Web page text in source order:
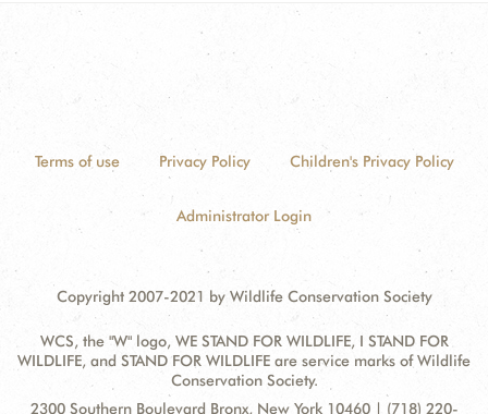
Terms of use Privacy Policy Children's Privacy Policy
Administrator Login
Copyright 2007-2021 by Wildlife Conservation Society
WCS, the "W" logo, WE STAND FOR WILDLIFE, I STAND FOR
WILDLIFE, and STAND FOR WILDLIFE are service marks of Wildlife
Conservation Society.
Contact
Address:
2300 Southern Boulevard Bronx, New York 10460 | (718) 220-